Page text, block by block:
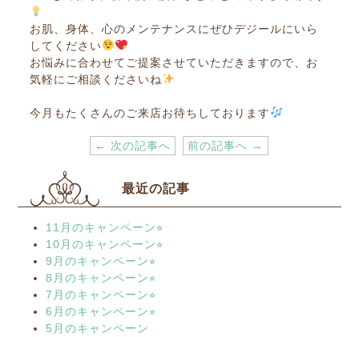
お肌、身体、心のメンテナンスにぜひデジールにいら
してください
お悩みに合わせてご提案させていただきますので、お
気軽にご相談くださいね
今月もたくさんのご来店お待ちしております
← 次の記事へ 前の記事へ →
最近の記事
11月のキャンペーン⭐︎
10月のキャンペーン⭐︎
9月のキャンペーン⭐︎
8月のキャンペーン⭐︎
7月のキャンペーン⭐︎
6月のキャンペーン⭐︎
5月のキャンペーン